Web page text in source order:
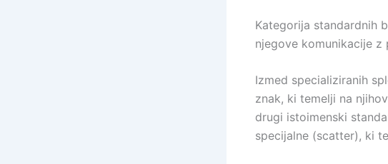
Kategorija standardnih
njegove komunikacije
Izmed specializiranih
znak, ki temelji na
drugi istoimenski
specijalne (scatter), ki